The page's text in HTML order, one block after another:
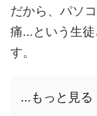
だから、パソ
痛…という生徒
す。
...もっと見る